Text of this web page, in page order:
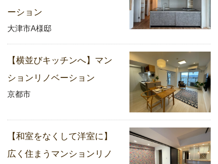
ーション
大津市A様邸
【横並びキッチンへ】マン
ションリノベーション
京都市
【和室をなくして洋室に】
広く住まうマンションリノ